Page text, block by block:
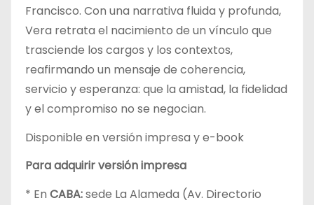
Francisco. Con una narrativa fluida y profunda,
Vera retrata el nacimiento de un vínculo que
trasciende los cargos y los contextos,
reafirmando un mensaje de coherencia,
servicio y esperanza: que la amistad, la fidelidad
y el compromiso no se negocian.
Disponible en versión impresa y e-book
Para adquirir versión impresa
* En CABA:sede La Alameda (Av. Directorio